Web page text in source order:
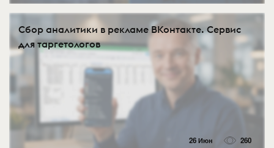
Сбор аналитики в рекламе ВКонтакте. Сервис
для таргетологов
26 Июн 260